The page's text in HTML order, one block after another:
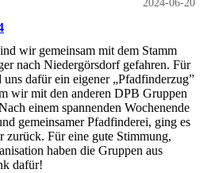
wir gemeinsam mit dem Stamm
nach Niedergörsdorf gefahren. Für
dafür ein eigener „Pfadfinderzug”
wir mit den anderen DPB Gruppen
einem spannenden Wochenende
gemeinsamer Pfadfinderei, ging es
zurück. Für eine gute Stimmung,
haben die Gruppen aus
dafür!